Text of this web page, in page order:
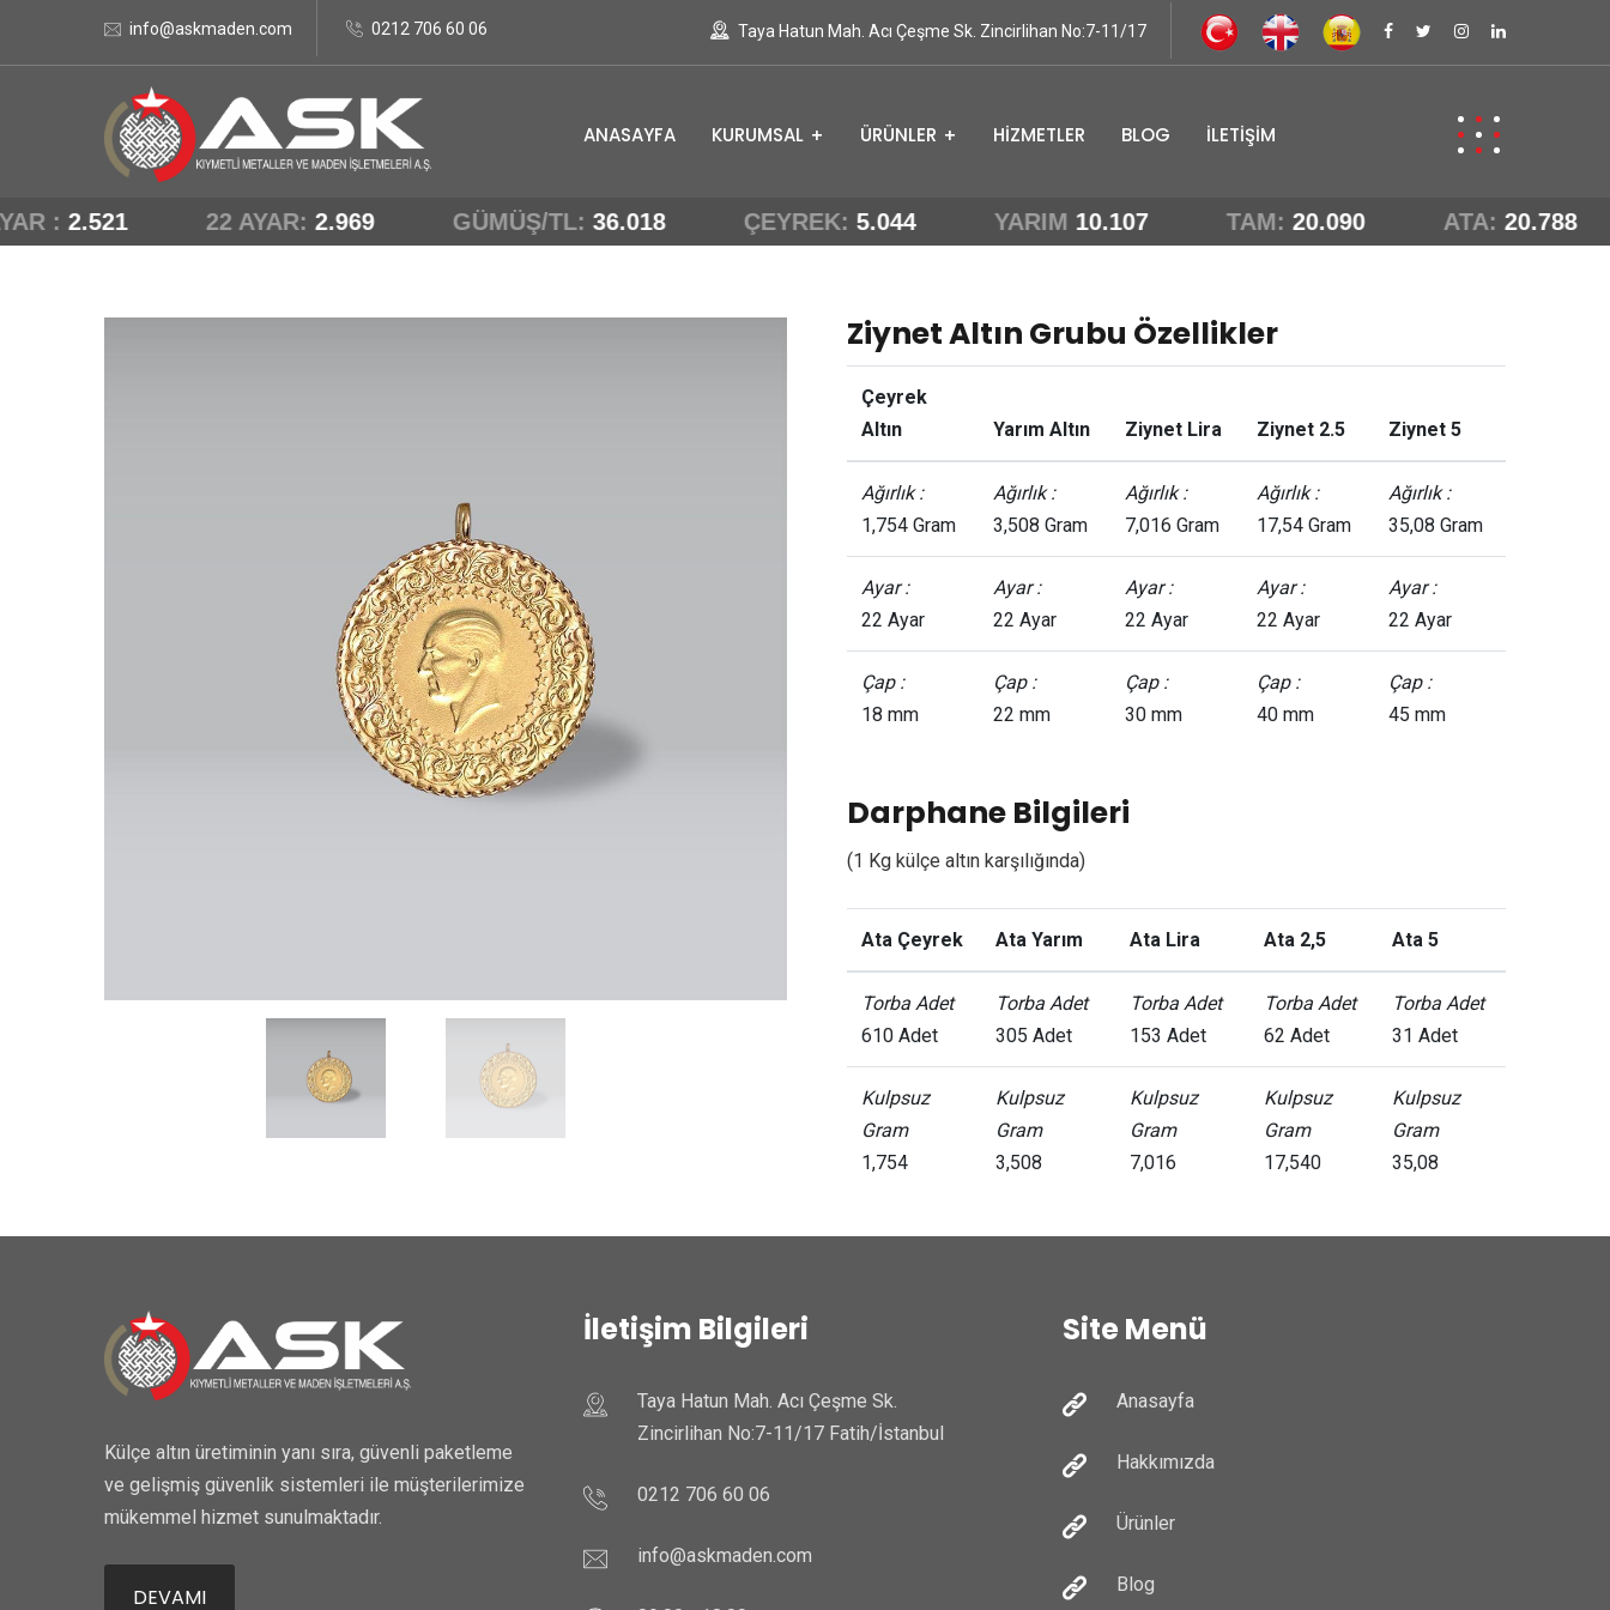
info@askmaden.com 0212 706 60 06 Taya Hatun Mah. Acı Çeşme Sk. Zincirlihan No:7-11/17
ANASAYFA KURUMSAL ÜRÜNLER HİZMETLER BLOG İLETİŞİM
:2.521 22 AYAR:2.969 GÜMÜŞ/TL:36.018 ÇEYREK:5.044 YARIM10.107 TAM:20.090 ATA:20.788
Ziynet Altın Grubu Özellikler
Çeyrek
Altın
Yarım Altın Ziynet Lira Ziynet 2.5 Ziynet 5
Ağırlık :
1,754 Gram
Ağırlık :
3,508 Gram
Ağırlık :
7,016 Gram
Ağırlık :
17,54 Gram
Ağırlık :
35,08 Gram
Ayar :
22 Ayar
Ayar :
22 Ayar
Ayar :
22 Ayar
Ayar :
22 Ayar
Ayar :
22 Ayar
Çap :
18 mm
Çap :
22 mm
Çap :
30 mm
Çap :
40 mm
Çap :
45 mm
Darphane Bilgileri
(1 Kg külçe altın karşılığında)
Ata Çeyrek Ata Yarım Ata Lira Ata 2,5 Ata 5
Torba Adet
610 Adet
Torba Adet
305 Adet
Torba Adet
153 Adet
Torba Adet
62 Adet
Torba Adet
31 Adet
Kulpsuz
Gram
1,754
Kulpsuz
Gram
3,508
Kulpsuz
Gram
7,016
Kulpsuz
Gram
17,540
Kulpsuz
Gram
35,08
Külçe altın üretiminin yanı sıra, güvenli paketleme
ve gelişmiş güvenlik sistemleri ile müşterilerimize
mükemmel hizmet sunulmaktadır.
DEVAMI
İletişim Bilgileri
Taya Hatun Mah. Acı Çeşme Sk.
Zincirlihan No:7-11/17 Fatih/İstanbul
0212 706 60 06
info@askmaden.com
Site Menü
Anasayfa
Hakkımızda
Ürünler
Blog